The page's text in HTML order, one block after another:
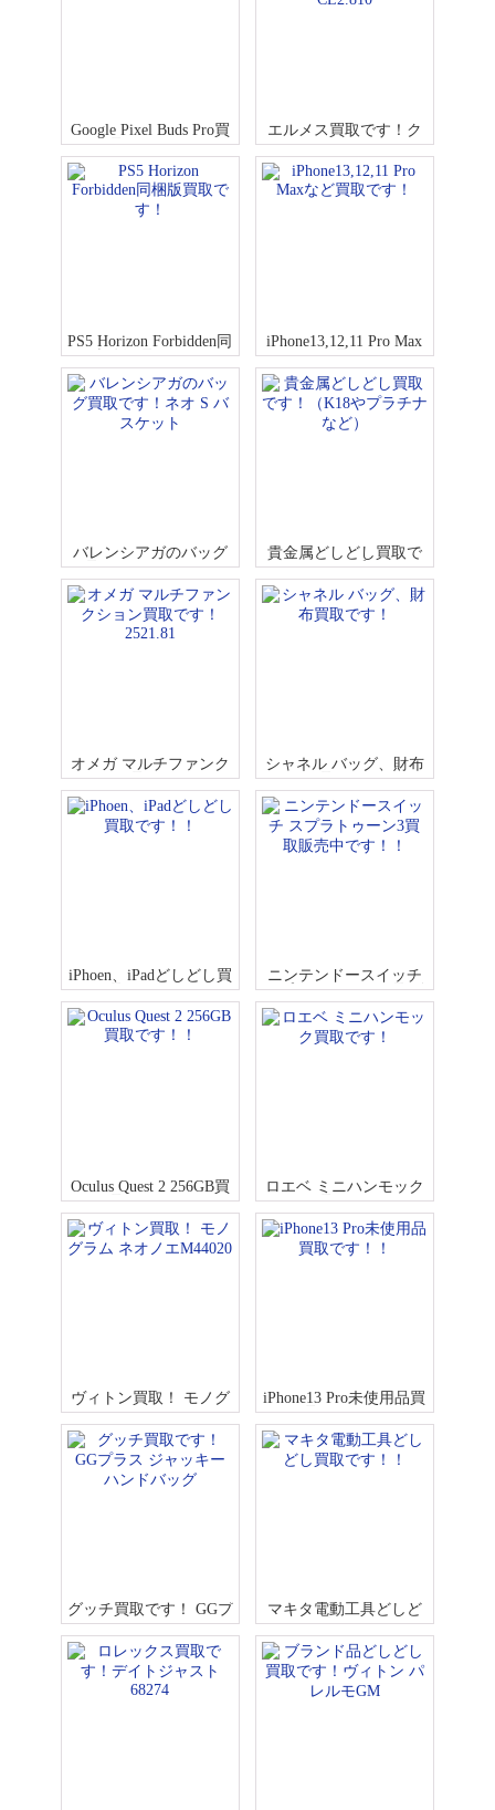
Google Pixel Buds Pro買
取です！！
エルメス買取です！ク
リッパー GMT AT CL2.
810
PS5 Horizon Forbidden同
梱版買取です！
iPhone13,12,11 Pro Max
など買取です！
バレンシアガのバッグ
買取です！ネオ S バス
ケット
貴金属どしどし買取で
す！（K18やプラチナな
ど）
オメガ マルチファンク
ション買取です！2521.
81
シャネル バッグ、財布
買取です！
iPhoen、iPadどしどし買
取です！！
ニンテンドースイッチ
スプラトゥーン3買取販
売中です！！
Oculus Quest 2 256GB買
取です！！
ロエベ ミニハンモック
買取です！
ヴィトン買取！ モノグ
ラム ネオノエM44020
iPhone13 Pro未使用品買
取です！！
グッチ買取です！ GGプ
ラス ジャッキー ハンド
バッグ
マキタ電動工具どしど
し買取です！！